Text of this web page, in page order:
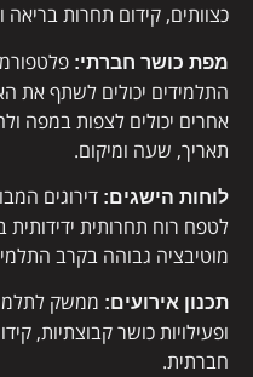
כצוותים, קידום תחרות בריאה
מפת כושר חברתי:
התלמידים יכולים לשתף את
אחרים יכולים לצפות במפה
תאריך, שעה ומיקום.
לוחות הישגים: דירוגים
לטפח רוח תחרותית
מוטיבציה גבוהה בקרב
תכנון אירועים: ממשק
ופעילויות כושר קבוצתיות,
חברתית.